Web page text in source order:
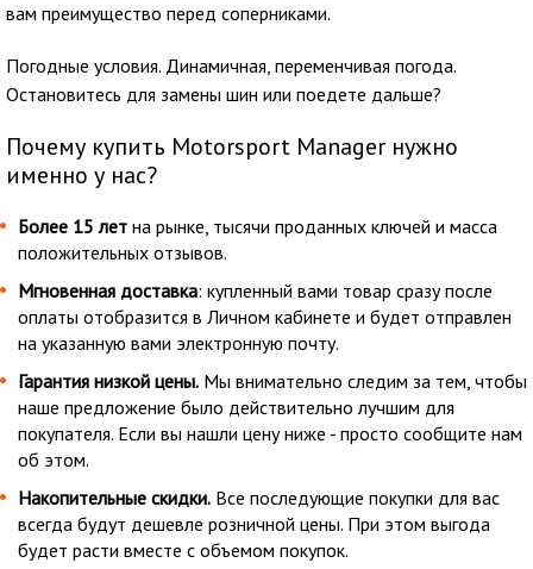
вам преимущество перед соперниками.
Погодные условия. Динамичная, переменчивая погода.
Остановитесь для замены шин или поедете дальше?
Почему купить Motorsport Manager нужно
именно у нас?
Более 15 лет на рынке, тысячи проданных ключей и масса
положительных отзывов.
Мгновенная доставка: купленный вами товар сразу после
оплаты отобразится в Личном кабинете и будет отправлен
на указанную вами электронную почту.
Гарантия низкой цены. Мы внимательно следим за тем, чтобы
наше предложение было действительно лучшим для
покупателя. Если вы нашли цену ниже - просто сообщите нам
об этом.
Накопительные скидки. Все последующие покупки для вас
всегда будут дешевле розничной цены. При этом выгода
будет расти вместе с объемом покупок.